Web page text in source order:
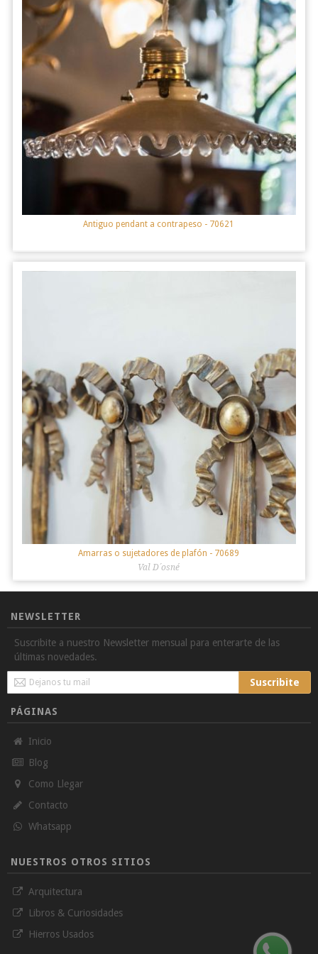
Antiguo pendant a contrapeso - 70621
Amarras o sujetadores de plafón - 70689
Val D´osné
NEWSLETTER
Suscribite a nuestro Newsletter mensual para enterarte de las
últimas novedades.
Sign
Up
for
Suscribite
PÁGINAS
Inicio
Blog
Como Llegar
Contacto
Whatsapp
NUESTROS OTROS SITIOS
Arquitectura
Libros & Curiosidades
Hierros Usados